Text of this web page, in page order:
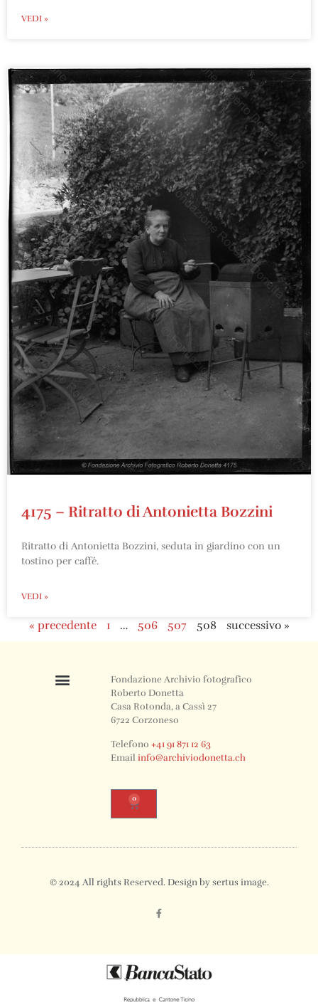
VEDI »
4175 – Ritratto di Antonietta Bozzini
Ritratto di Antonietta Bozzini, seduta in giardino con un
tostino per caffé.
VEDI »
« precedente 1 … 506 507 508 successivo »
Fondazione Archivio fotografico
Roberto Donetta
Casa Rotonda, a Cassì 27
6722 Corzoneso
Telefono+41 91 871 12 63
Emailinfo@archiviodonetta.ch
0
© 2024 All rights Reserved. Design by sertus image.